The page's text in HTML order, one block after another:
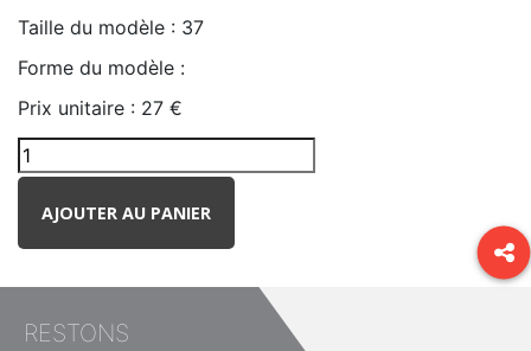
Taille du modèle : 37
Forme du modèle :
Prix unitaire : 27 €
AJOUTER AU PANIER
RESTONS